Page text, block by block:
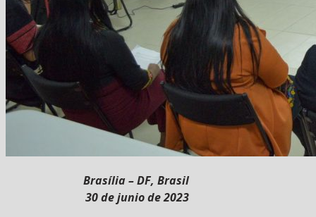
Brasília – DF, Brasil
30 de junio de 2023